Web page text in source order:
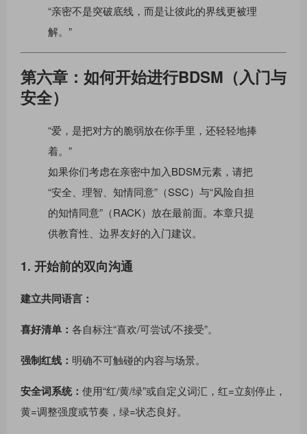
“亲密不是突破底线，而是让彼此的界线更被理
解。”
第六章：如何开始进行BDSM（入门与
安全）
“爱，是把对方的脆弱放在你手里，还轻轻地捧
着。”
如果你们考虑在亲密中加入BDSM元素，请把
“安全、理智、知情同意”（SSC）与“风险自担
的知情同意”（RACK）放在最前面。本章只提
供教育性、边界友好的入门建议。
1. 开始前的双向沟通
建立共同语言：
喜好清单： 各自标注“喜欢/可尝试/不接受”。
强制红线： 明确不可触碰的内容与场景。
安全词系统： 使用“红/黄/绿”或自定义词汇，红=立刻停止，
黄=调整强度或节奏，绿=状态良好。